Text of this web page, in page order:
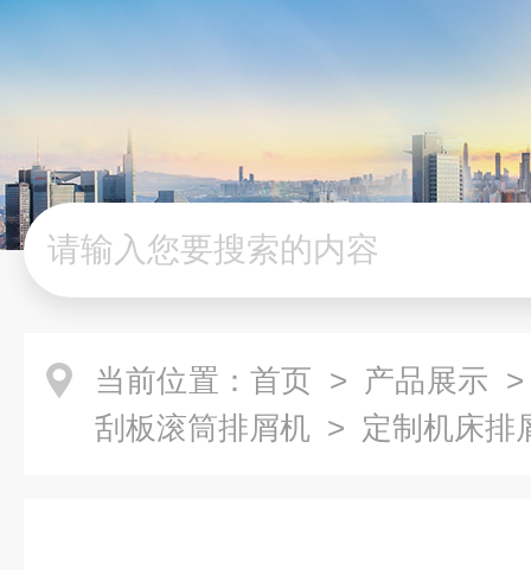
当前位置： 首页 > 产品展示
刮板滚筒排屑机 > 定制机床排